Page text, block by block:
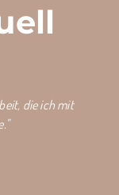
die ich mit